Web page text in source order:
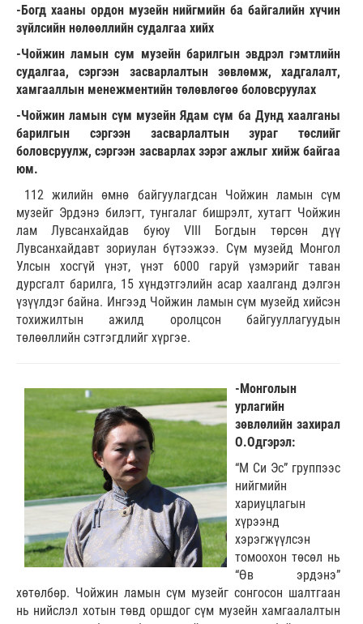
-Богд хааны ордон музейн нийгмийн ба байгалийн хүчин
зүйлсийн нөлөөллийн судалгаа хийх
-Чойжин ламын сум музейн барилгын эвдрэл гэмтлийн
судалгаа, сэргээн засварлалтын зөвлөмж, хадгалалт,
хамгааллын менежментийн төлөвлөгөө боловсруулах
-Чойжин ламын сүм музейн Ядам сүм ба Дунд хаалганы
барилгын сэргээн засварлалтын зураг төслийг
боловсруулж, сэргээн засварлах зэрэг ажлыг хийж байгаа
юм.
112 жилийн өмнө байгуулагдсан Чойжин ламын сүм
музейг Эрдэнэ билэгт, тунгалаг бишрэлт, хутагт Чойжин
лам Лувсанхайдав буюу VIII Богдын төрсөн дүү
Лувсанхайдавт зориулан бүтээжээ. Сүм музейд Монгол
Улсын хосгүй үнэт, үнэт 6000 гаруй үзмэрийг таван
дурсгалт барилга, 15 хүндэтгэлийн асар хаалганд дэлгэн
үзүүлдэг байна. Ингээд Чойжин ламын сүм музейд хийсэн
тохижилтын ажилд оролцсон байгууллагуудын
төлөөллийн сэтгэгдлийг хүргэе.
-Монголын
урлагийн
зөвлөлийн захирал
О.Одгэрэл:
“М Си Эс” группээс
нийгмийн
хариуцлагын
хүрээнд
хэрэгжүүлсэн
томоохон төсөл нь
“Өв эрдэнэ”
хөтөлбөр. Чойжин ламын сүм музейг сонгосон шалтгаан
нь нийслэл хотын төвд оршдог сүм музейн хамгаалалтын